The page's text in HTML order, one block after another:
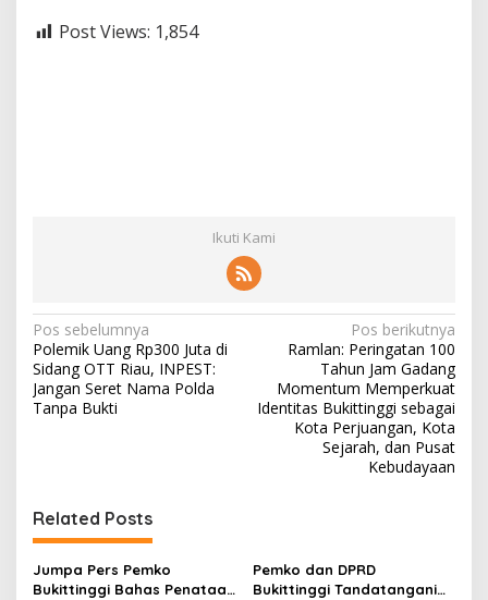
Post Views: 1,854
Ikuti Kami
N
a
v
i
s
i
p
Pos sebelumnya
Polemik Uang Rp300 Juta di
Sidang OTT Riau, INPEST:
Jangan Seret Nama Polda
Tanpa Bukti
Pos berikutnya
Ramlan: Peringatan 100
Tahun Jam Gadang
Momentum Memperkuat
Identitas Bukittinggi sebagai
Kota Perjuangan, Kota
Sejarah, dan Pusat
Kebudayaan
Related Posts
Jumpa Pers Pemko
Bukittinggi Bahas Penataan
Pemko dan DPRD
Bukittinggi Tandatangani